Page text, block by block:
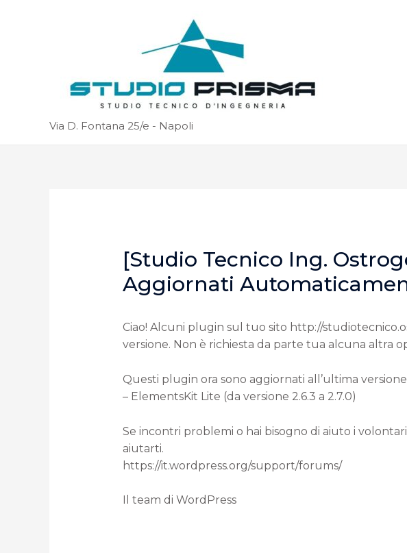
Via D. Fontana 25/e - Napoli
[Studio Tecnico Ing.
Aggiornati
Ciao! Alcuni plugin sul tuo sito http://
versione. Non è richiesta da parte tua alcuna altra
Questi plugin ora sono aggiornati all’ultima
– ElementsKit Lite (da versione 2.6.3 a 2.7.0)
Se incontri problemi o hai bisogno di aiuto i
aiutarti.
https://it.wordpress.org/support/forums/
Il team di WordPress